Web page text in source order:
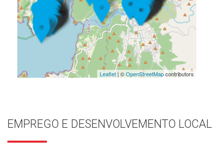
Leaflet| ©OpenStreetMapcontributors
EMPREGO E DESENVOLVEMENTO LOCAL